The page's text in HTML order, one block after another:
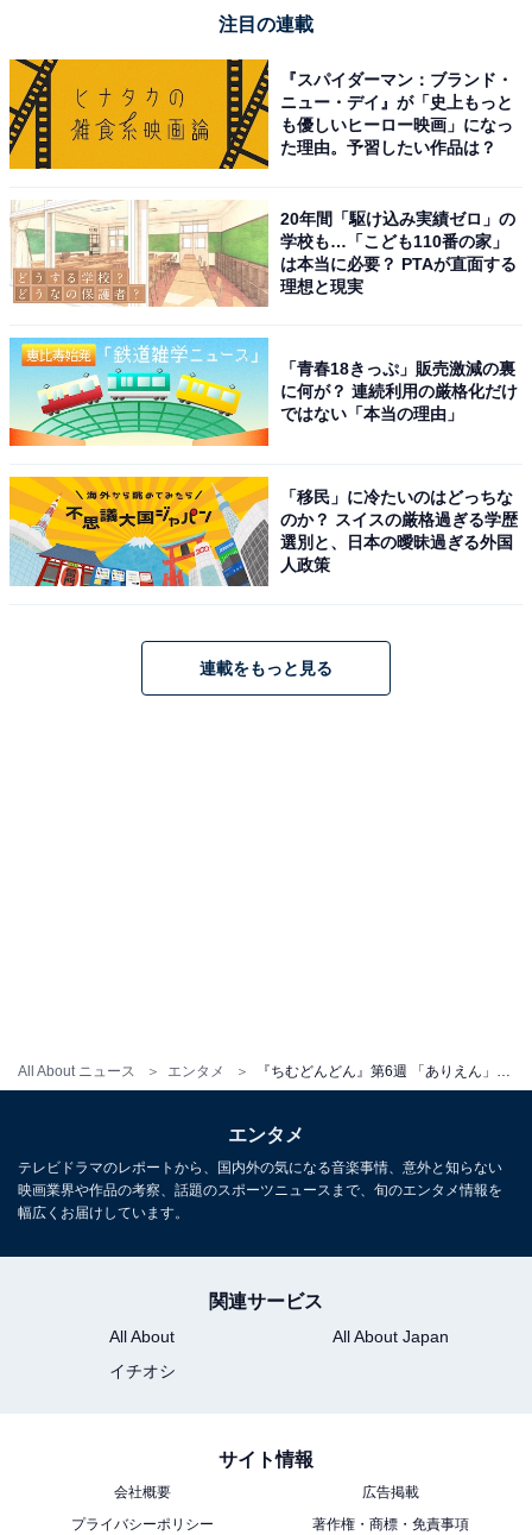
All About ニュース エンタメ
画像出典：NHK『ちむどんどん』 公式サイト
が楽しみだ！」など、キャストの好演や今後の展開に期
待を寄せる声が上がっています。
また、竜星涼さんがお茶目に演じる賢秀には、「ニーニ
ーありえん」「にーにーってほんまポンコツやん。これ
んだな」「暢子が怒って問い詰めるシーンもあんまり本
気が感じられないし（汗）二ー二ーはあんな役回りで腹
立つより寧ろ気の毒になってきた」「賢秀叩かれてるけ
れを表面化して書いただけで叩かれてるけどある意味挑
戦的。ある意味リアル」など、さまざまな感想が上がっ
ています。
注目の連載
『スパイダーマン：ブランド・
ニュー・デイ』が「史上もっと
も優しいヒーロー映画」になっ
た理由。予習したい作品は？
20年間「駆け込み実績ゼロ」の
学校も…「こども110番の家」
は本当に必要？ PTAが直面する
理想と現実
「青春18きっぷ」販売激減の裏
に何が？ 連続利用の厳格化だけ
ではない「本当の理由」
「移民」に冷たいのはどっちな
のか？ スイスの厳格過ぎる学歴
選別と、日本の曖昧過ぎる外国
人政策
連載をもっと見る
エンタメ
テレビドラマのレポートから、国内外の気になる音楽事情、意外と知らない
映画業界や作品の考察、話題のスポーツニュースまで、旬のエンタメ情報を
幅広くお届けしています。
関連サービス
All About
All About Japan
イチオシ
サイト情報
会社概要
広告掲載
プライバシーポリシー
著作権・商標・免責事項